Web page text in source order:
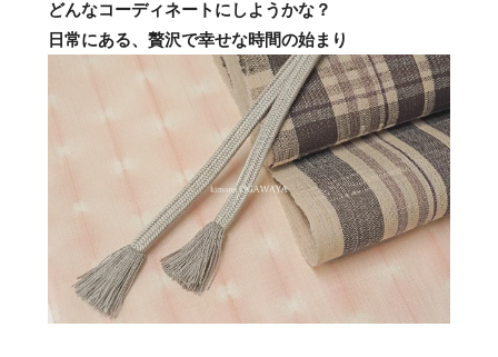
どんなコーディネートにしようかな？
日常にある、贅沢で幸せな時間の始まり